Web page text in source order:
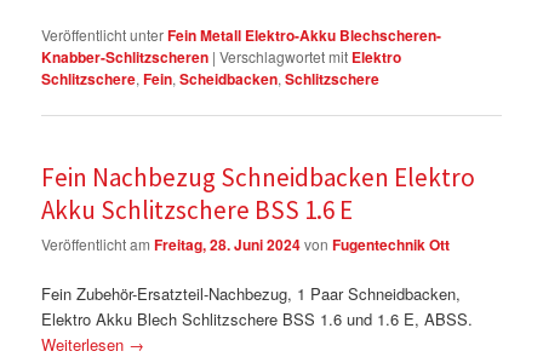
Veröffentlicht unterFein Metall Elektro-Akku Blechscheren-
Knabber-Schlitzscheren |Verschlagwortet mit Elektro
Schlitzschere,Fein,Scheidbacken,Schlitzschere
Fein Nachbezug Schneidbacken Elektro
Akku Schlitzschere BSS 1.6 E
Veröffentlicht amFreitag, 28. Juni 2024vonFugentechnik Ott
Fein Zubehör-Ersatzteil-Nachbezug, 1 Paar Schneidbacken,
Elektro Akku Blech Schlitzschere BSS 1.6 und 1.6 E, ABSS.
Weiterlesen →